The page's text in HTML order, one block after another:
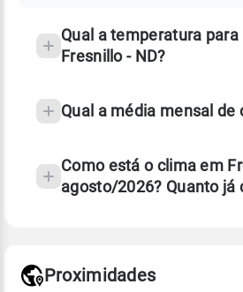
Qual a temperatura
Fresnillo - ND?
Qual a média mensal de
Como está o clima em
agosto/2026? Quanto já
Proximidades